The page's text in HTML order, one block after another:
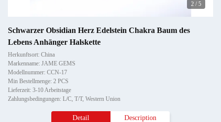
2 / 5
Schwarzer Obsidian Herz Edelstein Chakra Baum des
Lebens Anhänger Halskette
Herkunftsort: China
Markenname: JAME GEMS
Modellnummer: CCN-17
Min Bestellmenge: 2 PCS
Lieferzeit: 3-10 Arbeitstage
Zahlungsbedingungen: L/C, T/T, Western Union
Detail Description